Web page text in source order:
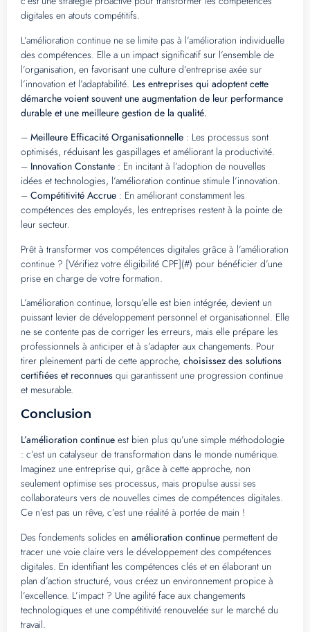
digitales en atouts compétitifs.
L’amélioration continue ne se limite pas à l’amélioration individuelle
des compétences. Elle a un impact significatif sur l’ensemble de
l’organisation, en favorisant une culture d’entreprise axée sur
l’innovation et l’adaptabilité. Les entreprises qui adoptent cette
démarche voient souvent une augmentation de leur performance
durable et une meilleure gestion de la qualité.
– Meilleure Efficacité Organisationnelle : Les processus sont
optimisés, réduisant les gaspillages et améliorant la productivité.
– Innovation Constante : En incitant à l’adoption de nouvelles
idées et technologies, l’amélioration continue stimule l’innovation.
– Compétitivité Accrue : En améliorant constamment les
compétences des employés, les entreprises restent à la pointe de
leur secteur.
Prêt à transformer vos compétences digitales grâce à l’amélioration
continue ? [Vérifiez votre éligibilité CPF](#) pour bénéficier d’une
prise en charge de votre formation.
L’amélioration continue, lorsqu’elle est bien intégrée, devient un
puissant levier de développement personnel et organisationnel. Elle
ne se contente pas de corriger les erreurs, mais elle prépare les
professionnels à anticiper et à s’adapter aux changements. Pour
tirer pleinement parti de cette approche, choisissez des solutions
certifiées et reconnues qui garantissent une progression continue
et mesurable.
Conclusion
L’amélioration continue est bien plus qu’une simple méthodologie
: c’est un catalyseur de transformation dans le monde numérique.
Imaginez une entreprise qui, grâce à cette approche, non
seulement optimise ses processus, mais propulse aussi ses
collaborateurs vers de nouvelles cimes de compétences digitales.
Ce n’est pas un rêve, c’est une réalité à portée de main !
Des fondements solides en amélioration continue permettent de
tracer une voie claire vers le développement des compétences
digitales. En identifiant les compétences clés et en élaborant un
plan d’action structuré, vous créez un environnement propice à
l’excellence. L’impact ? Une agilité face aux changements
technologiques et une compétitivité renouvelée sur le marché du
travail.